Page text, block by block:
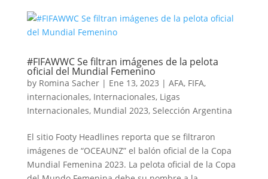
#FIFAWWC Se filtran imágenes de la pelota
oficial del Mundial Femenino
by Romina Sacher| Ene 13, 2023 | AFA, FIFA,
internacionales, Internacionales, Ligas
Internacionales, Mundial 2023, Selección Argentina
El sitio Footy Headlines reporta que se filtraron
imágenes de “OCEAUNZ” el balón oficial de la Copa
Mundial Femenina 2023. La pelota oficial de la Copa